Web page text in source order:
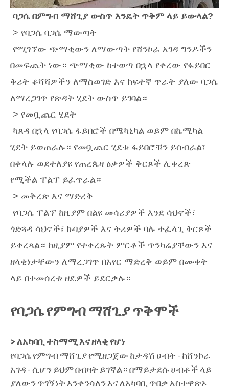
ባጋሴ በምግብ ማሸጊያ ውስጥ እንዴት ጥቅም ላይ ይውላል?
> የባጋሴ ባጋሴ ማውጣት
የሚገኘው ጭማቂውን ለማውጣት የሸንኮራ አገዳ ግንዶችን
በመፍጨት ነው። ጭማቂው ከተወጣ በኋላ የቀረው የፋይበር
ቅሪት ቆሻሻዎችን ለማስወገድ እና ከፍተኛ ጥራት ያለው ባጋሴ
ለማረጋገጥ የጽዳት ሂደት ውስጥ ይገባል።
> የመቧጨር ሂደት
ካጸዳ በኋላ የባጋሴ ፋይበሮች በሜካኒካል ወይም በኬሚካል
ሂደት ይወጠራሉ። የመቧጨር ሂደቱ ፋይበሮቹን ይሰብራል፣
በቀላሉ ወደተለያዩ የጠረጴዛ ዕቃዎች ቅርጾች ሊቀረጽ
የሚችል ፐልፕ ይፈጥራል።
> መቅረጽ እና ማድረቅ
የባጋሴ ፐልፕ ከዚያም በልዩ መሳሪያዎች እንደ ሳህኖች፣
ጎድጓዳ ሳህኖች፣ ኩባያዎች እና ትሪዎች ባሉ ተፈላጊ ቅርጾች
ይቀረጻል። ከዚያም የተቀረጹት ምርቶች ጥንካሬያቸውን እና
ዘላቂነታቸውን ለማረጋገጥ በአየር ማድረቅ ወይም በሙቀት
ላይ በተመሰረቱ ዘዴዎች ይደርቃሉ።
የባጋሴ የምግብ ማሸጊያ ጥቅሞች
> ለአካባቢ ተስማሚ እና ዘላቂ የሆነ
የባጋሴ የምግብ ማሸጊያ የሚዘጋጀው ከታዳሽ ሀብት - ከሸንኮራ
አገዳ - ሲሆን ይህም በብዛት ይገኛል። በማይታደሱ ሀብቶች ላይ
ያለውን ጥገኝነት እንቀንሳለን እና ለአካባቢ ጥበቃ አስተዋጽኦ